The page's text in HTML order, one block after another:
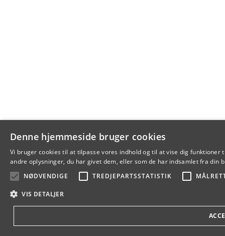
Denne hjemmeside bruger cookies
Vi bruger cookies til at tilpasse vores indhold og til at vise dig
andre oplysninger, du har givet dem, eller som de har indsamlet fra din
NØDVENDIGE
TREDJEPARTSSTATISTIK
VIS DETALJER